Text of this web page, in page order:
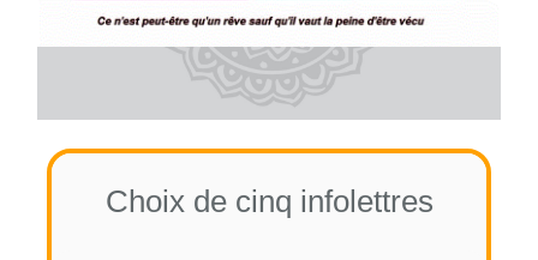
Choix de cinq infolettres